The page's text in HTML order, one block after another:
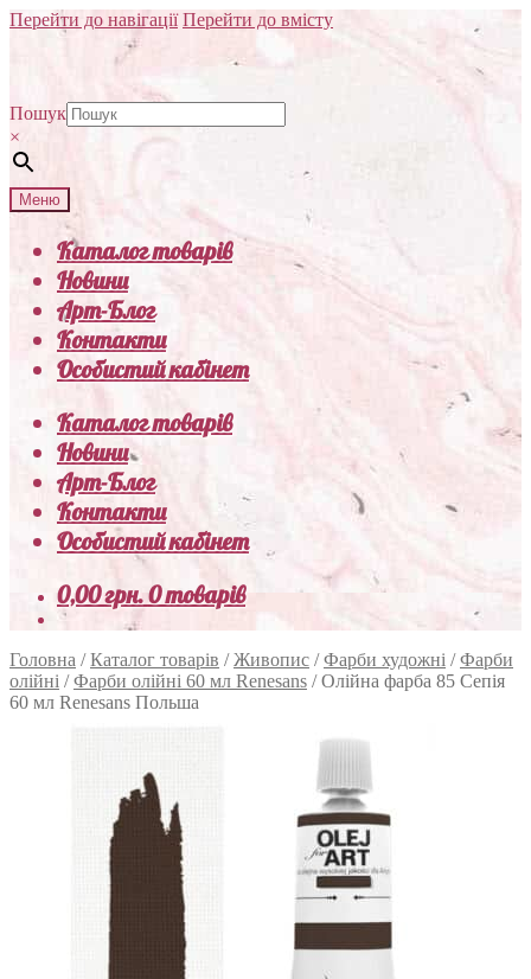
Перейти до навігації Перейти до вмісту
Пошук
×
Меню
Каталог товарів
Новини
Арт-Блог
Контакти
Особистий кабінет
Каталог товарів
Новини
Арт-Блог
Контакти
Особистий кабінет
0,00грн.0 товарів
Головна /Каталог товарів /Живопис /Фарби художні /Фарби
олійні /Фарби олійні 60 мл Renesans /Олійна фарба 85 Сепія
60 мл Renesans Польша